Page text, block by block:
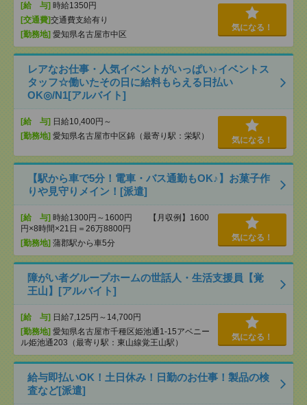
[給 与] 時給1350円
[交通費]交通費支給有り
[勤務地] 愛知県名古屋市中区
気になる！
レアなお仕事・人気イベントがいっぱい♪イベントス
タッフ☆働いたその日に給料もらえる日払い
OK◎/N1[アルバイト]
[給 与] 日給10,400円～
[勤務地] 愛知県名古屋市中区錦（最寄り駅：栄駅） 気になる！
【駅から車で5分！電車・バス通勤もOK♪】お菓子作
りや見守りメイン！[派遣]
[給 与] 時給1300円～1600円 【月収例】1600
円×8時間×21日＝26万8800円
[勤務地] 蒲郡駅から車5分
気になる！
障がい者グループホームの世話人・生活支援員【覚
王山】[アルバイト]
[給 与] 日給7,125円～14,700円
[勤務地] 愛知県名古屋市千種区姫池通1-15アベニー
ル姫池通203（最寄り駅：東山線覚王山駅）
気になる！
給与即払いOK！土日休み！日勤のお仕事！製品の検
査など[派遣]